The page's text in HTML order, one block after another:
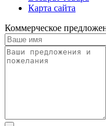
Карта сайта
Коммерческое